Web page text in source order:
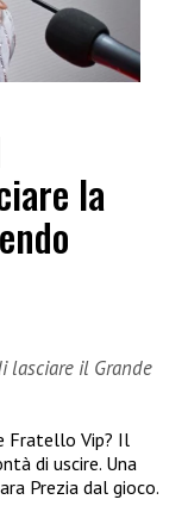
la
lasciare il Grande
Fratello Vip? Il
di uscire. Una
Prezia dal gioco.